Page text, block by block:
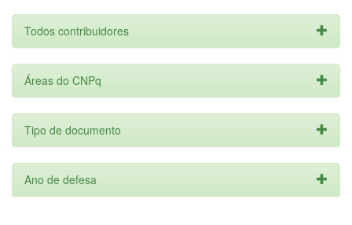
Todos contribuidores
Áreas do CNPq
Tipo de documento
Ano de defesa